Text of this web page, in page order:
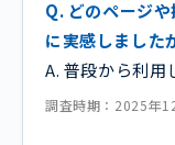
Q. どのページ
に実感しました
A. 普段から利用
調査時期：2025年